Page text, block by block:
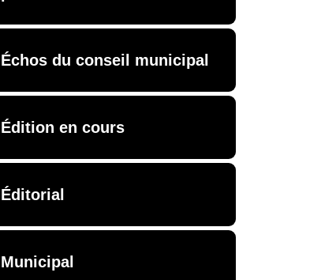
Échos du conseil municipal
Édition en cours
Éditorial
Municipal